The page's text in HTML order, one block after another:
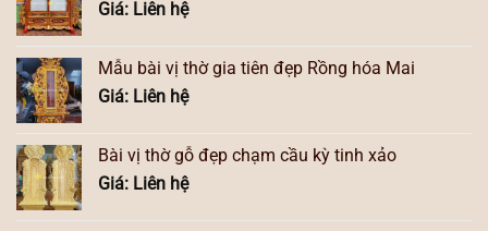
Giá: Liên hệ
Mẫu bài vị thờ gia tiên đẹp Rồng hóa Mai
Giá: Liên hệ
Bài vị thờ gỗ đẹp chạm cầu kỳ tinh xảo
Giá: Liên hệ